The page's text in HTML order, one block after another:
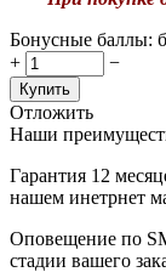
Бонусные баллы:
+
−
Купить
Отложить
Наши
Гарантия 12
нашем инетрнет
Оповещение по
стадии вашего